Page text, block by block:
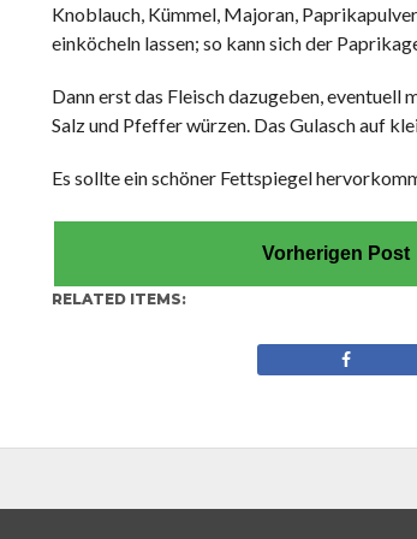
Knoblauch, Kümmel, Majoran,
einköcheln lassen; so kann sich der
Dann erst das Fleisch dazugeben, eventuell
Salz und Pfeffer würzen. Das Gulasch auf
Es sollte ein schöner Fettspiegel
Vorherigen Post
RELATED ITEMS: